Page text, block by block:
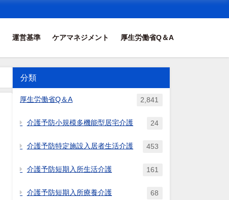
運営基準 ケアマネジメント 厚生労働省Q＆A
分類
厚生労働省Q＆A 2,841
介護予防小規模多機能型居宅介護 24
介護予防特定施設入居者生活介護 453
介護予防短期入所生活介護 161
介護予防短期入所療養介護 68